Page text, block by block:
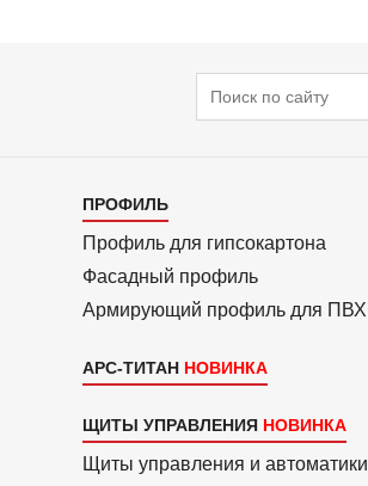
Поиск
Каталог
3
ПРОФИЛЬ
Профиль для гипсо­картона
Фасадный профиль
Армиру­ю­щий профиль для ПВХ
АРС-ТИТАН
ЩИТЫ УПРАВЛЕНИЯ
Щиты управления и автоматики